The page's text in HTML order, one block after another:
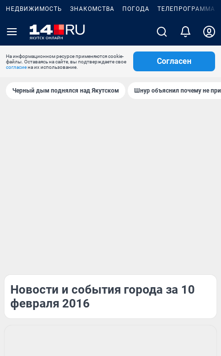
НЕДВИЖИМОСТЬ ЗНАКОМСТВА ПОГОДА ТЕЛЕПРОГРАММА
На информационном ресурсе применяются cookie-
файлы. Оставаясь на сайте, вы подтверждаете свое
согласиена их использование.
Согласен
Черный дым поднялся над Якутском Шнур объяснил почему не
Новости и события города за 10
февраля 2016